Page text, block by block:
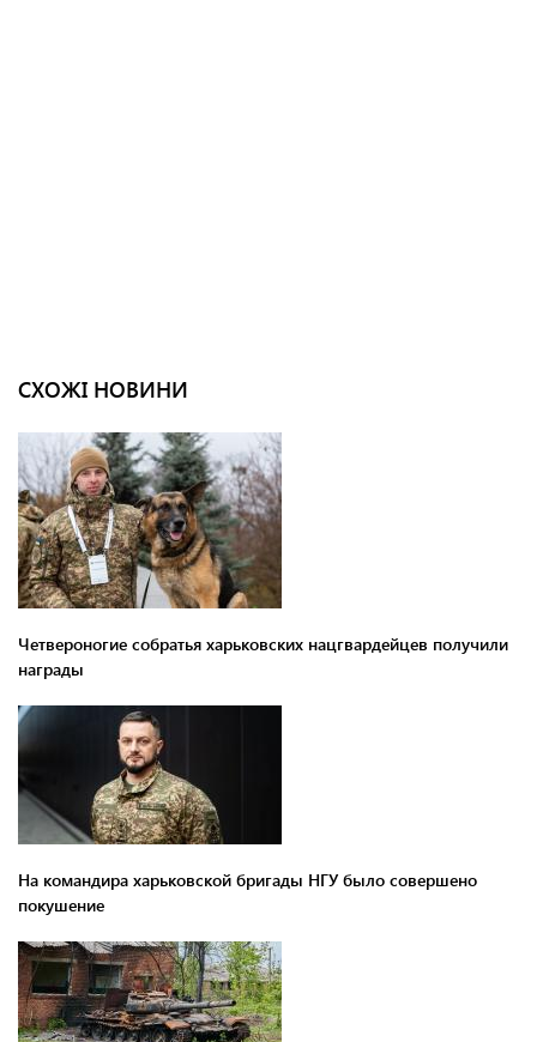
СХОЖІ НОВИНИ
Четвероногие собратья харьковских нацгвардейцев получили
награды
На командира харьковской бригады НГУ было совершено
покушение